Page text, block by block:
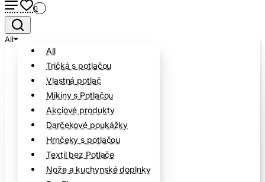
0
All
All
Tričká s potlačou
Vlastná potlač
Mikiny s Potlačou
Akciové produkty
Darčekové poukážky
Hrnčeky s potlačou
Textil bez Potlače
Nože a kuchynské doplnky